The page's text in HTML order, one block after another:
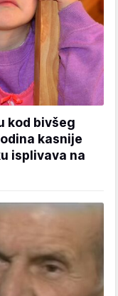
kod bivšeg
kasnije
isplivava na